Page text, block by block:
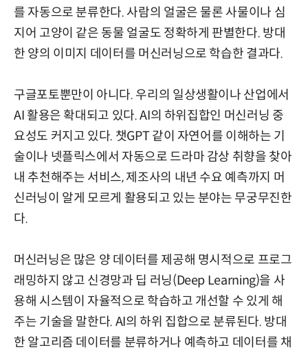
를 자동으로 분류한다. 사람의 얼굴은 물론 사물이나 심
지어 고양이 같은 동물 얼굴도 정확하게 판별한다. 방대
한 양의 이미지 데이터를 머신러닝으로 학습한 결과다.
구글포토뿐만이 아니다. 우리의 일상생활이나 산업에서
AI 활용은 확대되고 있다. AI의 하위집합인 머신러닝 중
요성도 커지고 있다. 챗GPT 같이 자연어를 이해하는 기
술이나 넷플릭스에서 자동으로 드라마 감상 취향을 찾아
내 추천해주는 서비스, 제조사의 내년 수요 예측까지 머
신러닝이 알게 모르게 활용되고 있는 분야는 무궁무진한
다.
머신러닝은 많은 양 데이터를 제공해 명시적으로 프로그
래밍하지 않고 신경망과 딥 러닝(Deep Learning)을 사
용해 시스템이 자율적으로 학습하고 개선할 수 있게 해
주는 기술을 말한다. AI의 하위 집합으로 분류된다. 방대
한 알고리즘 데이터를 분류하거나 예측하고 데이터를 채